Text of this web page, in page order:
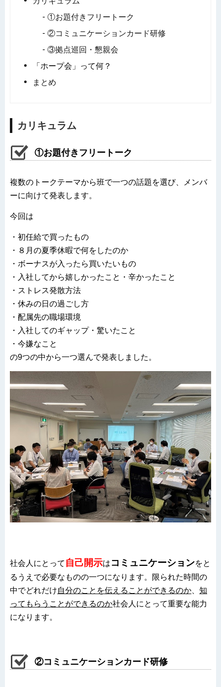
①お題付きフリートーク
②コミュニケーションカード研修
③拠点巡回・懇親会
「ホープ会」って何？
まとめ
カリキュラム
①お題付きフリートーク
複数のトークテーマから班で一つの話題を選び、メンバ
ーに向けて発表します。
今回は
・初任給で買ったもの
・８月の夏季休暇で何をしたのか
・ボーナスが入ったら買いたいもの
・入社してから嬉しかったこと・辛かったこと
・ストレス発散方法
・休みの日の過ごし方
・配属先の職場環境
・入社してのギャップ・驚いたこと
・今嫌なこと
の9つの中から一つ選んで発表しました。
社会人にとって 自己開示はコミュニケーションをと
るうえで必要なものの一つになります。限られた時間の
中でどれだけ自分のことを伝えることができるのか
知
ってもらうことができるのか社会人にとって重要な能力
になります。
②コミュニケーションカード研修